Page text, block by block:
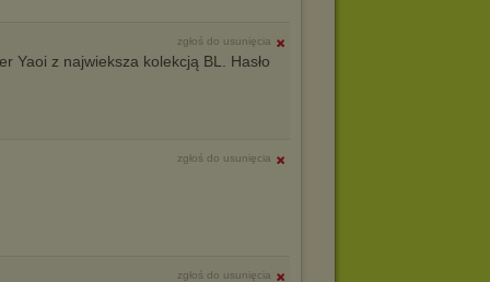
zgłoś do usunięcia
Yaoi z najwieksza kolekcją BL. Hasło
zgłoś do usunięcia
zgłoś do usunięcia